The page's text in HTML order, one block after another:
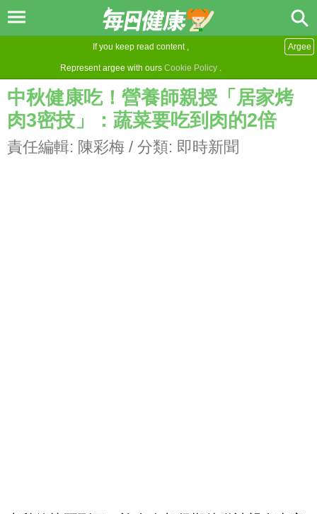
If you keep read content ,
Represent argee with ours Cookie Policy .
Argee
中秋健康吃！營養師親授「居家烤
肉3密技」：蔬菜要吃到肉的2倍
責任編輯: 陳彩梅 / 分類: 即時新聞